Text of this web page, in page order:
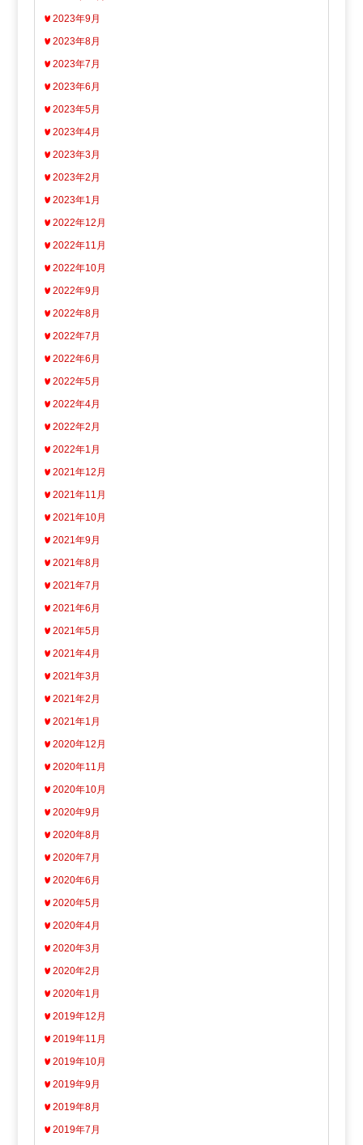
2023年9月
2023年8月
2023年7月
2023年6月
2023年5月
2023年4月
2023年3月
2023年2月
2023年1月
2022年12月
2022年11月
2022年10月
2022年9月
2022年8月
2022年7月
2022年6月
2022年5月
2022年4月
2022年2月
2022年1月
2021年12月
2021年11月
2021年10月
2021年9月
2021年8月
2021年7月
2021年6月
2021年5月
2021年4月
2021年3月
2021年2月
2021年1月
2020年12月
2020年11月
2020年10月
2020年9月
2020年8月
2020年7月
2020年6月
2020年5月
2020年4月
2020年3月
2020年2月
2020年1月
2019年12月
2019年11月
2019年10月
2019年9月
2019年8月
2019年7月